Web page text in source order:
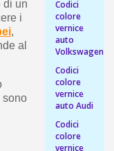
di un
i
,
al
sono
Codici
colore
vernice
auto
Volkswagen
Codici
colore
vernice
auto Audi
Codici
colore
vernice